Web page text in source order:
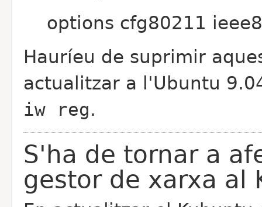
options cfg80211
Hauríeu de suprimir
actualitzar a l'Ubuntu
iw reg.
S'ha de tornar a
gestor de xarxa al